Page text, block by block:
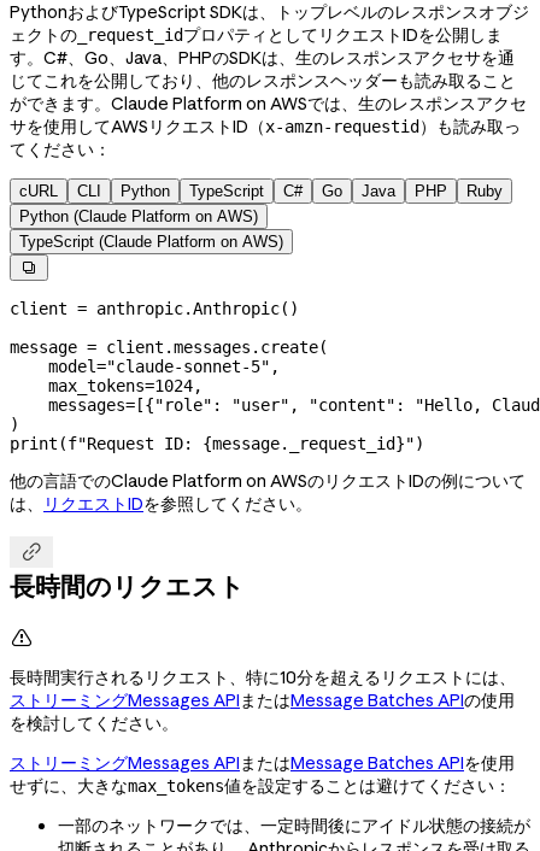
PythonおよびTypeScript SDKは、トップレベルのレスポンスオブジ
ェクトの _request_idプロパティとしてリクエストIDを公開しま
す。C#、Go、Java、PHPのSDKは、生のレスポンスアクセサを通
じてこれを公開しており、他のレスポンスヘッダーも読み取ること
ができます。Claude Platform on AWSでは、生のレスポンスアクセ
サを使用してAWSリクエストID（x-amzn-requestid ）も読み取っ
てください：
cURL CLI Python TypeScript C# Go Java PHP
Ruby
Python (Claude Platform on AWS)
TypeScript (Claude Platform on AWS)

client = anthropic.Anthropic()
message = client.messages.create(
    model
="claude-sonnet-5" ,
    max_tokens
=1024,
    messages
= [{"role" : "user" , "content" :
"Hello,
)
print (f"Request ID: {message._request_id}")
他の言語でのClaude Platform on AWSのリクエストIDの例について
は、
リクエストIDを参照してください。

長時間のリクエスト

長時間実行されるリクエスト、特に10分を超えるリクエストには、
ストリーミングMessages APIまたはMessage Batches APIの使用
を検討してください。
ストリーミングMessages APIまたはMessage Batches APIを使用
せずに、大きなmax_tokens値を設定することは避けてください：
一部のネットワークでは、一定時間後にアイドル状態の接続が